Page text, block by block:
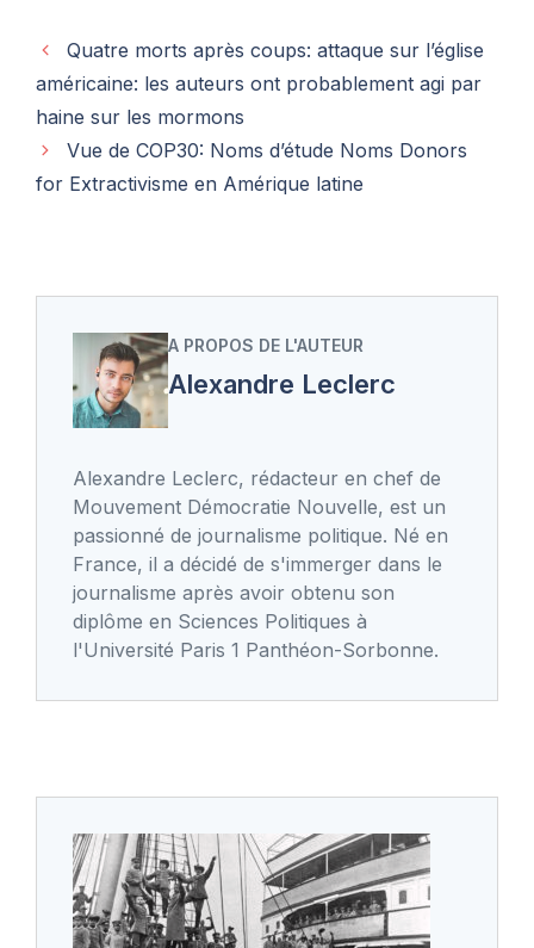
Quatre morts après coups: attaque sur l’église
américaine: les auteurs ont probablement agi par
haine sur les mormons
Vue de COP30: Noms d’étude Noms Donors
for Extractivisme en Amérique latine
A PROPOS DE L'AUTEUR
Alexandre Leclerc
Alexandre Leclerc, rédacteur en chef de
Mouvement Démocratie Nouvelle, est un
passionné de journalisme politique. Né en
France, il a décidé de s'immerger dans le
journalisme après avoir obtenu son
diplôme en Sciences Politiques à
l'Université Paris 1 Panthéon-Sorbonne.